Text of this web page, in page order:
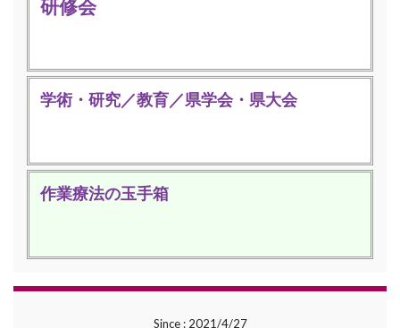
研修会
学術・研究／教育／県学会・県大会
作業療法の玉手箱
Since : 2021/4/27